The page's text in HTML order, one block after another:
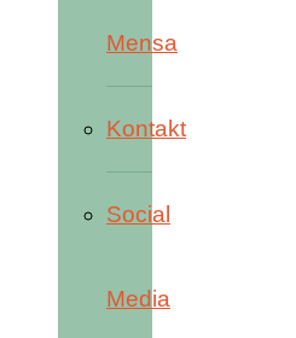
Mensa
Kontakt
Social
Media